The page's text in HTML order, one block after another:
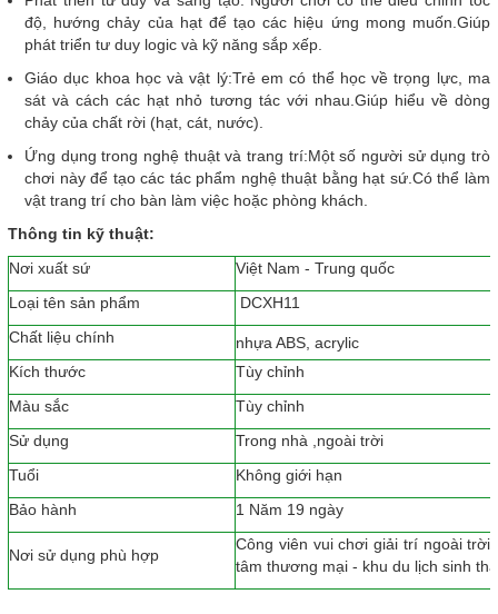
độ, hướng chảy của hạt để tạo các hiệu ứng mong muốn.Giúp
phát triển tư duy logic và kỹ năng sắp xếp.
Giáo dục khoa học và vật lý:Trẻ em có thể học về trọng lực, ma
sát và cách các hạt nhỏ tương tác với nhau.Giúp hiểu về dòng
chảy của chất rời (hạt, cát, nước).
Ứng dụng trong nghệ thuật và trang trí:Một số người sử dụng trò
chơi này để tạo các tác phẩm nghệ thuật bằng hạt sứ.Có thể làm
vật trang trí cho bàn làm việc hoặc phòng khách.
Thông tin kỹ thuật:
Nơi xuất sứ
Việt Nam - Trung quốc
Loại tên sản phẩm
DCXH11
Chất liệu chính
nhựa ABS, acrylic
Kích thước
Tùy chỉnh
Màu sắc
Tùy chỉnh
Sử dụng
Trong nhà ,ngoài trời
Tuổi
Không giới hạn
Bảo hành
1 Năm 19 ngày
Nơi sử dụng phù hợp
Công viên vui chơi giải trí ngoài
tâm thương mại - khu du lịch sinh